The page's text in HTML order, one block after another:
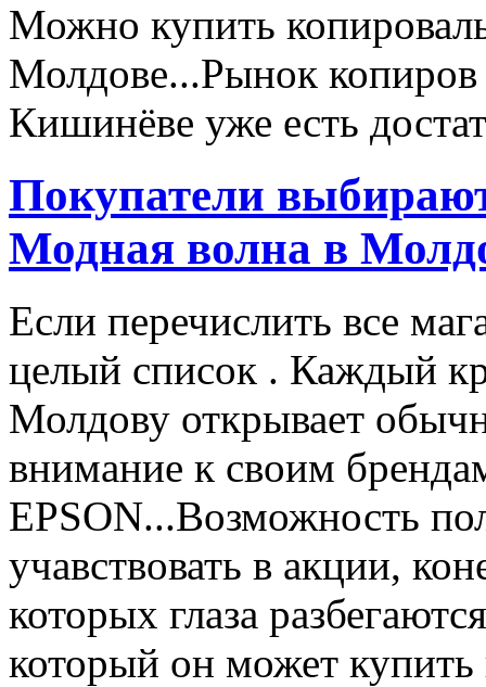
Можно купить
Молдове...Рынок
Кишинёве уже есть
Покупатели
Модная волна в
Если перечислить все
целый список . Каждый
Молдову открывает
внимание к своим
EPSON...Возможность
учавствовать в акции,
которых глаза
который он может купить